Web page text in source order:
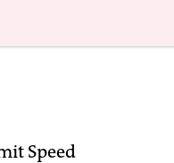
Speed